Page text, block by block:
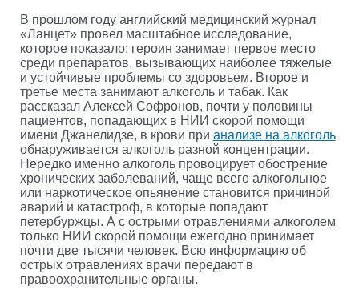
В прошлом году английский медицинский журнал
«Ланцет» провел масштабное исследование,
которое показало: героин занимает первое место
среди препаратов, вызывающих наиболее тяжелые
и устойчивые проблемы со здоровьем. Второе и
третье места занимают алкоголь и табак. Как
рассказал Алексей Софронов, почти у половины
пациентов, попадающих в НИИ скорой помощи
имени Джанелидзе, в крови при анализе на алкоголь
обнаруживается алкоголь разной концентрации.
Нередко именно алкоголь провоцирует обострение
хронических заболеваний, чаще всего алкогольное
или наркотическое опьянение становится причиной
аварий и катастроф, в которые попадают
петербуржцы. А с острыми отравлениями алкоголем
только НИИ скорой помощи ежегодно принимает
почти две тысячи человек. Всю информацию об
острых отравлениях врачи передают в
правоохранительные органы.